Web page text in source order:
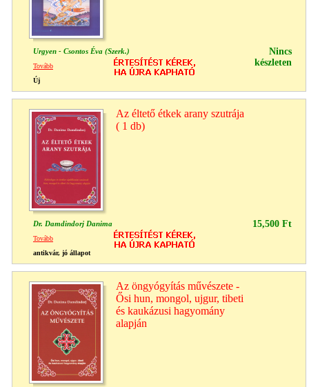
Urgyen - Csontos Éva (Szerk.)
Nincs
készleten
Tovább
Új
Az éltető étkek arany szutrája
( 1 db)
Dr. Damdindorj Danima 15,500 Ft
Tovább
antikvár, jó állapot
Az öngyógyítás művészete -
Ősi hun, mongol, ujgur, tibeti
és kaukázusi hagyomány
alapján